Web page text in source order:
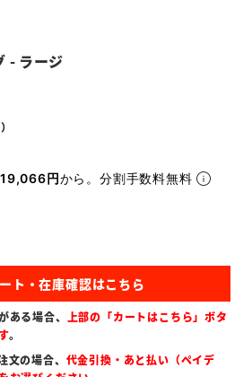
- ラージ
19,066円から。分割手数料無料
る場合、 上部の「カートはこちら」ボタ
。
の場合、 代金引換・あと払い（ペイデ